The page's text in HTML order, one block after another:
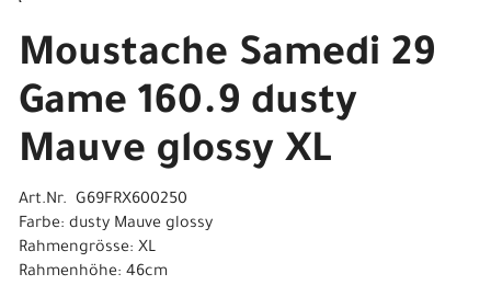
Moustache Samedi 29
Game 160.9 dusty
Mauve glossy XL
Art.Nr. G69FRX600250
Farbe: dusty Mauve glossy
Rahmengrösse: XL
Rahmenhöhe: 46cm